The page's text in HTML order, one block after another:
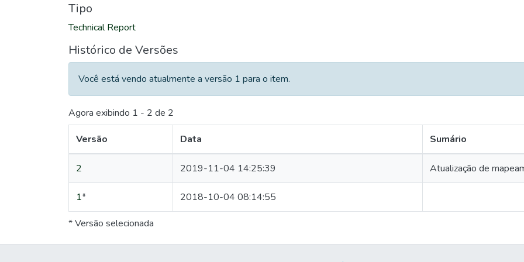
Tipo
Technical Report
Histórico de Versões
Você está vendo atualmente a versão 1 para o item.
Agora exibindo 1 - 2 de 2
Versão Data Sumário
2 2019-11-04 14:25:39 Atualização de
1* 2018-10-04 08:14:55
* Versão selecionada